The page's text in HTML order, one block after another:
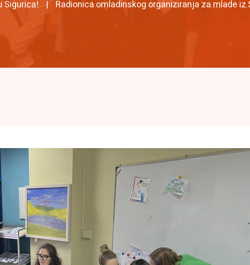
Sigurica! Radionica omladinskog organiziranja za mlade iz